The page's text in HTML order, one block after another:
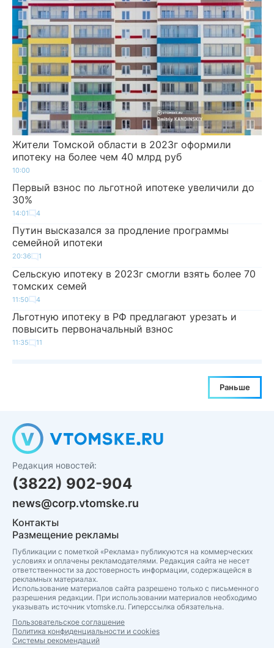
Жители Томской области в 2023г оформили
ипотеку на более чем 40 млрд руб
10:00
Первый взнос по льготной ипотеке увеличили до
30%
14:01 4
Путин высказался за продление программы
семейной ипотеки
20:36 1
Сельскую ипотеку в 2023г смогли взять более 70
томских семей
11:50 4
Льготную ипотеку в РФ предлагают урезать и
повысить первоначальный взнос
11:35 11
Раньше
Редакция новостей:
(3822) 902-904
news@corp.vtomske.ru
Контакты
Размещение рекламы
Публикации с пометкой «Реклама» публикуются на коммерческих
условиях и оплачены рекламодателями. Редакция сайта не несет
ответственности за достоверность информации, содержащейся в
рекламных материалах.
Использование материалов сайта разрешено только с письменного
разрешения редакции. При использовании материалов необходимо
указывать источник vtomske.ru. Гиперссылка обязательна.
Пользовательское соглашение
Политика конфиденциальности и cookies
Системы рекомендаций